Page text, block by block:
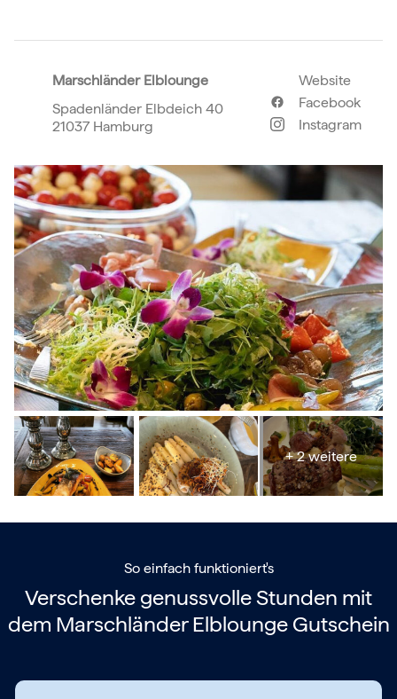
Marschländer Elblounge
Spadenländer Elbdeich 40
21037 Hamburg
Website
Facebook
Instagram
+ 2 weitere
So einfach funktioniert's
Verschenke genussvolle Stunden mit
dem Marschländer Elblounge Gutschein